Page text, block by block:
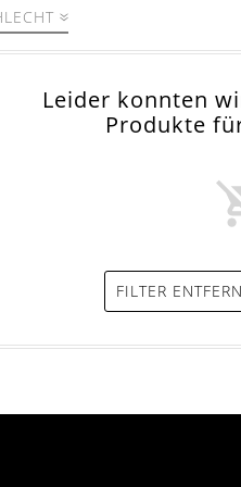
Leider konnten
Produkte
FILTER